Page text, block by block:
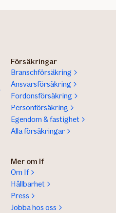
Försäkringar
Branschförsäkring
Ansvarsförsäkring
Fordonsförsäkring
Personförsäkring
Egendom & fastighet
Alla försäkringar
Mer om If
Om If
Hållbarhet
Press
Jobba hos oss